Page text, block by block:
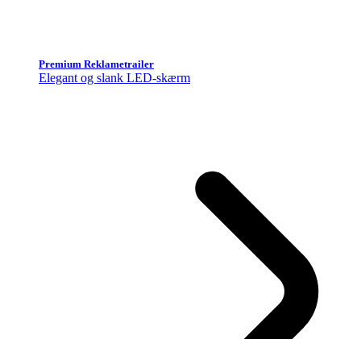
Premium Reklametrailer
Elegant og slank LED-skærm